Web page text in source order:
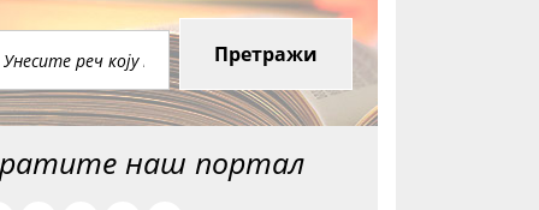
Претражи
наш портал